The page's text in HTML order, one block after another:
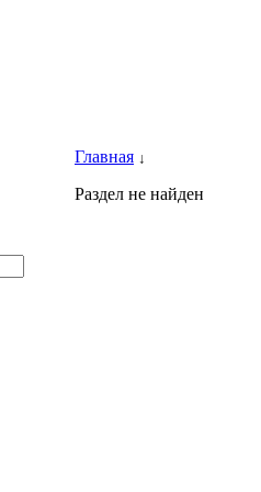
Главная ↓
Раздел не найден